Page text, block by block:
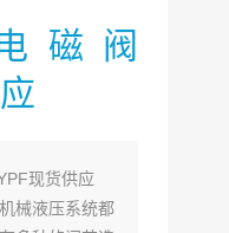
磁阀
现货供应
械液压系统都